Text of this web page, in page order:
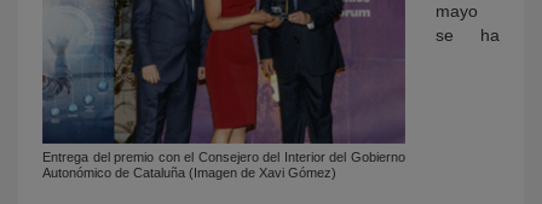
Entrega del premio con el Consejero del Interior del Gobierno
Autonómico de Cataluña (Imagen de Xavi Gómez)
mayo
se ha